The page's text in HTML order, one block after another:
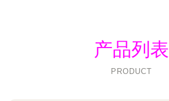
产品列表
PRODUCT